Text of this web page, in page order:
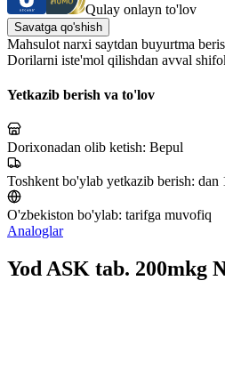
Qulay onlayn to'lov
Savatga qo'shish
Mahsulot narxi saytdan buyurtma
Dorilarni iste'mol qilishdan avval
Yetkazib berish va to'lov
Dorixonadan olib ketish: Bepul
Toshkent bo'ylab yetkazib berish: dan
O'zbekiston bo'ylab: tarifga muvofiq
Analoglar
Yod ASK tab. 200mkg